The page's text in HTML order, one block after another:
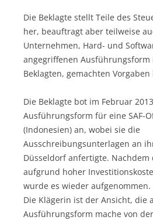
Die Beklagte stellt Teile des
her, beauftragt aber teilweise
Unternehmen, Hard- und
angegriffenen
Beklagten, gemachten
Die Beklagte bot im Februar
Ausführungsform für eine SAF-
(Indonesien) an, wobei sie die
Ausschreibungsunterlagen an
Düsseldorf anfertigte. Nachdem
aufgrund hoher
wurde es wieder aufgenommen.
Die Klägerin ist der Ansicht, die
Ausführungsform mache von